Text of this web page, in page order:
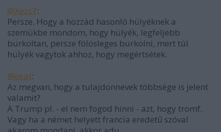
@Xezs7:
Persze. Hogy a hozzád hasonló hülyéknek a
szemükbe mondom, hogy hülyék, legfeljebb
burkoltan, persze fölösleges burkolni, mert túl
hülyék vagytok ahhoz, hogy megértsétek.
@ekat:
Az megvan, hogy a tulajdonnevek többsége is jelent
valamit?
A Trump pl. - el nem fogod hinni - azt, hogy tromf.
Vagy ha a német helyett francia eredetű szóval